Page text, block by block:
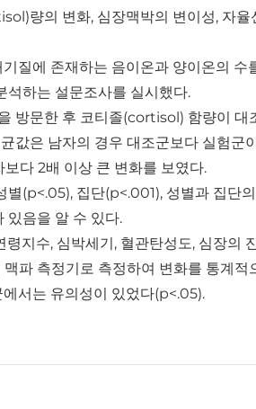
량의 변화, 심장맥박의 변이성, 자
질에 존재하는 음이온과 양이온의
석하는 설문조사를 실시했다.
방문한 후 코티졸(cortisol) 함량이
값은 남자의 경우 대조군보다 실험군
다 2배 이상 큰 변화를 보였다.
(p<.05), 집단(p<.001), 성별과 집단
있음을 알 수 있다.
지수, 심박세기, 혈관탄성도, 심장의
파 측정기로 측정하여 변화를 통계적
서는 유의성이 있었다(p<.05).